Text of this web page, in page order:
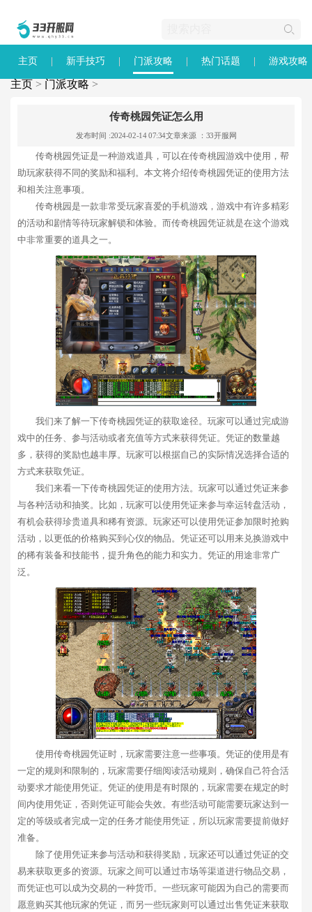
主页 新手技巧 门派攻略 热门话题 游戏攻略
主页 > 门派攻略 >
传奇桃园凭证怎么用
发布时间 :2024-02-14 07:34文章来源 ：33开服网
传奇桃园凭证是一种游戏道具，可以在传奇桃园游戏中使用，帮
助玩家获得不同的奖励和福利。本文将介绍传奇桃园凭证的使用方法
和相关注意事项。
传奇桃园是一款非常受玩家喜爱的手机游戏，游戏中有许多精彩
的活动和剧情等待玩家解锁和体验。而传奇桃园凭证就是在这个游戏
中非常重要的道具之一。
我们来了解一下传奇桃园凭证的获取途径。玩家可以通过完成游
戏中的任务、参与活动或者充值等方式来获得凭证。凭证的数量越
多，获得的奖励也越丰厚。玩家可以根据自己的实际情况选择合适的
方式来获取凭证。
我们来看一下传奇桃园凭证的使用方法。玩家可以通过凭证来参
与各种活动和抽奖。比如，玩家可以使用凭证来参与幸运转盘活动，
有机会获得珍贵道具和稀有资源。玩家还可以使用凭证参加限时抢购
活动，以更低的价格购买到心仪的物品。凭证还可以用来兑换游戏中
的稀有装备和技能书，提升角色的能力和实力。凭证的用途非常广
泛。
使用传奇桃园凭证时，玩家需要注意一些事项。凭证的使用是有
一定的规则和限制的，玩家需要仔细阅读活动规则，确保自己符合活
动要求才能使用凭证。凭证的使用是有时限的，玩家需要在规定的时
间内使用凭证，否则凭证可能会失效。有些活动可能需要玩家达到一
定的等级或者完成一定的任务才能使用凭证，所以玩家需要提前做好
准备。
除了使用凭证来参与活动和获得奖励，玩家还可以通过凭证的交
易来获取更多的资源。玩家之间可以通过市场等渠道进行物品交易，
而凭证也可以成为交易的一种货币。一些玩家可能因为自己的需要而
愿意购买其他玩家的凭证，而另一些玩家则可以通过出售凭证来获取